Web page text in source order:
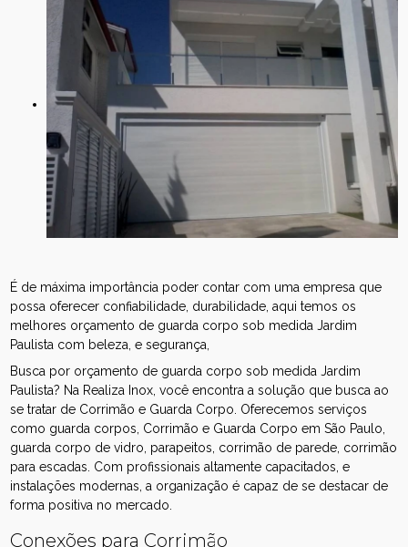
É de máxima importância poder contar com uma empresa que
possa oferecer confiabilidade, durabilidade, aqui temos os
melhores orçamento de guarda corpo sob medida Jardim
Paulista com beleza, e segurança,
Busca por orçamento de guarda corpo sob medida Jardim
Paulista? Na Realiza Inox, você encontra a solução que busca ao
se tratar de Corrimão e Guarda Corpo. Oferecemos serviços
como guarda corpos, Corrimão e Guarda Corpo em São Paulo,
guarda corpo de vidro, parapeitos, corrimão de parede, corrimão
para escadas. Com profissionais altamente capacitados, e
instalações modernas, a organização é capaz de se destacar de
forma positiva no mercado.
Conexões para Corrimão